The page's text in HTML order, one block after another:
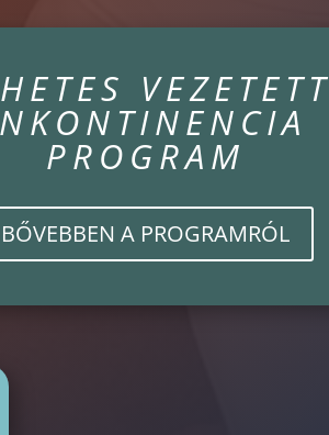
VEZETETT
PROGRAM
BŐVEBBEN A PROGRAMRÓL